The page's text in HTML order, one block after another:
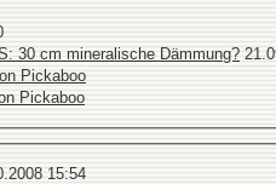
30 cm mineralische Dämmung?
Pickaboo
Pickaboo
15:54